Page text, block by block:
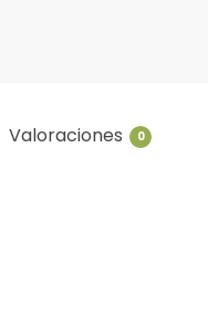
Valoraciones 0